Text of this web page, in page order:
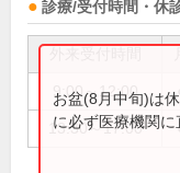
診療/受付時間・休
9:00～12:00
13:30～17:00
お盆(8月中旬)は
に必ず医療機関に